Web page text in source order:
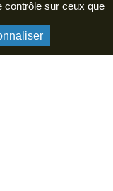
contrôle sur ceux que